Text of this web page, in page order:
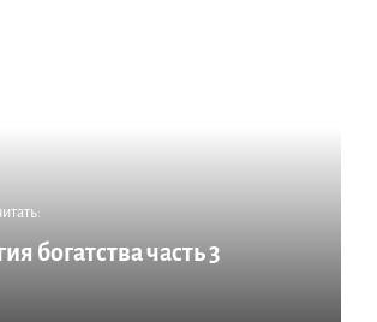
богатства часть 3